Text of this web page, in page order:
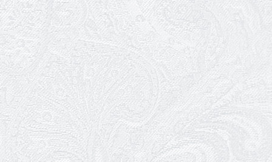
06.05.2026
Вітаємо з прем'єрою у виставі «Два
кольори однієї долі» Катерину Мись!
26.04.2026
З першою прем'єрою 2026 року!
25.04.2026
Трудовий ювілей Ауріки Ахметової
24.04.2026
З прем'єрою вистави «Божевільна